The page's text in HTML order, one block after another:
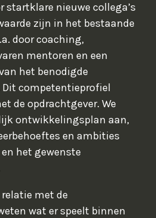
startklare nieuwe collega’s
zijn in het bestaande
door coaching,
mentoren en een
het benodigde
competentieprofiel
de opdrachtgever. We
ontwikkelingsplan aan,
en ambities
het gewenste
met de
wat er speelt binnen